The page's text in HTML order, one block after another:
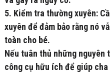
5. Kiểm tra thường xuyên:
xuyên để đảm bảo rằng nó
toàn cho bé.
Nếu tuân thủ những nguyên
công cụ hữu ích để giúp